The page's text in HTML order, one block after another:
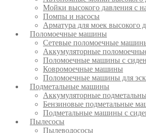
Мойки высокого давления с
Помпы и насосы
Арматура для моек высокого
Поломоечные машины
Сетевые поломоечные
Аккумуляторные
Поломоечные машины с
Ковромоечные машины
Поломоечные машины для
Подметальные машины
Аккумуляторные
Бензиновые подметальные
Подметальные машины с
Пылесосы
Пылеводососы